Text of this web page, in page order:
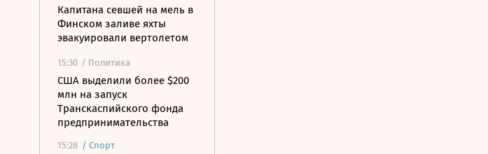
Капитана севшей на мель в
Финском заливе яхты
эвакуировали вертолетом
15:30 / Политика
США выделили более $200
млн на запуск
Транскаспийского фонда
предпринимательства
15:28 / Спорт